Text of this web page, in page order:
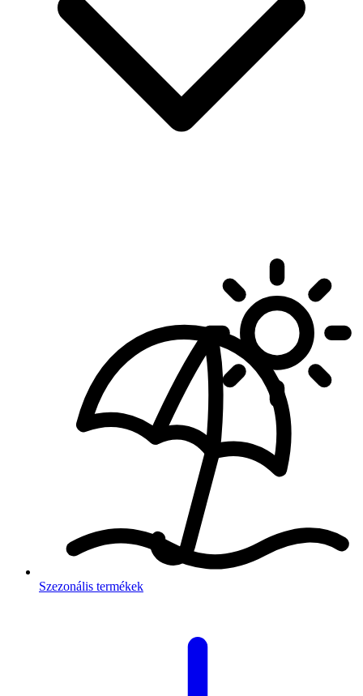
Szezonális termékek